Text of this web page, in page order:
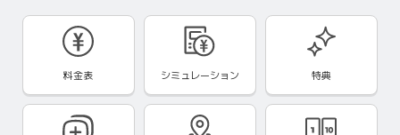
料金表 シミュレーション 特典